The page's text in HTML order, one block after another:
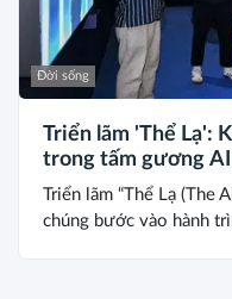
Đời sống
Triển lãm 'Thể Lạ':
trong tấm gương AI
Triển lãm “Thể Lạ (The
chúng bước vào hành